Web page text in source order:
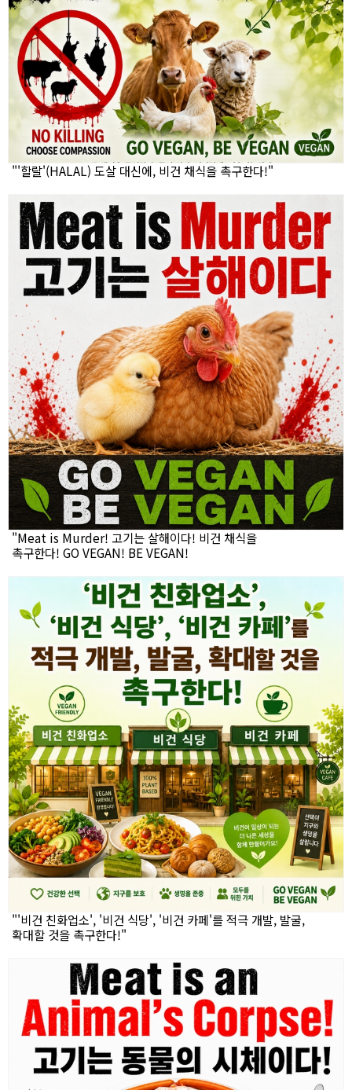
"'할랄'(HALAL) 도살 대신에, 비건 채식을 촉구한다!"
"Meat is Murder! 고기는 살해이다! 비건 채식을
촉구한다! GO VEGAN! BE VEGAN!
"'비건 친화업소', '비건 식당', '비건 카페'를 적극 개발, 발굴,
확대할 것을 촉구한다!"